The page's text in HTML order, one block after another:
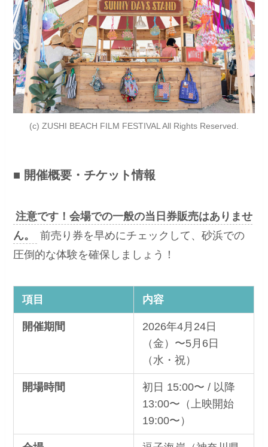
(c) ZUSHI BEACH FILM FESTIVAL All Rights Reserved.
■ 開催概要・チケット情報
注意です！会場での一般の当日券販売はありませ
ん。
前売り券を早めにチェックして、砂浜での
圧倒的な体験を確保しましょう！
項目 内容
開催期間
2026年4月24日
（金）〜5月6日
（水・祝）
開場時間
初日 15:00〜 / 以降
13:00〜（上映開始
19:00〜）